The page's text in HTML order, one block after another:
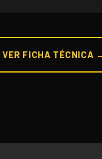
VER FICHA TÉCNICA